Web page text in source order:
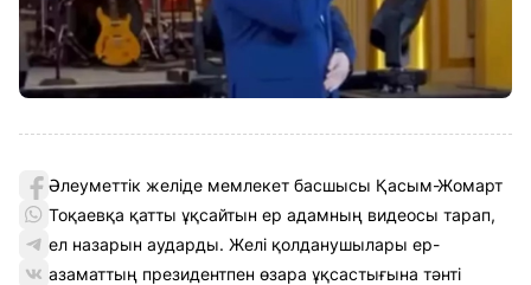
Әлеуметтік желіде мемлекет басшысы Қасым-Жомарт
Тоқаевқа қатты ұқсайтын ер адамның видеосы тарап,
ел назарын аударды. Желі қолданушылары ер-
азаматтың президентпен өзара ұқсастығына тәнті